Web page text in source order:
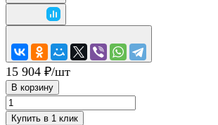
15 904 ₽/шт
В корзину
Купить в 1 клик